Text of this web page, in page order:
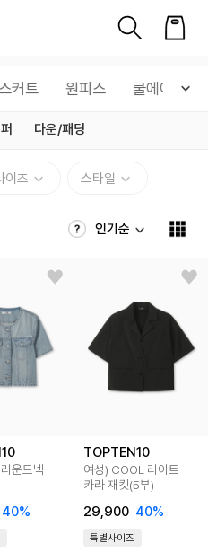
스커트 원피스 쿨에어
다운/패딩
이즈 스타일
인기순
운드넥
40%
TOPTEN10
여성) COOL 라이트
카라 재킷(5부)
29,900 40%
특별사이즈